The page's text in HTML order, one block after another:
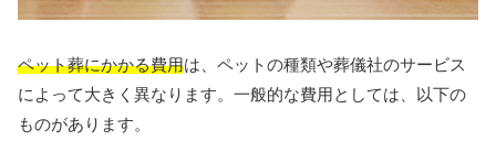
ペット葬にかかる費用は、ペットの種類や葬儀社のサービス
によって大きく異なります。一般的な費用としては、以下の
ものがあります。